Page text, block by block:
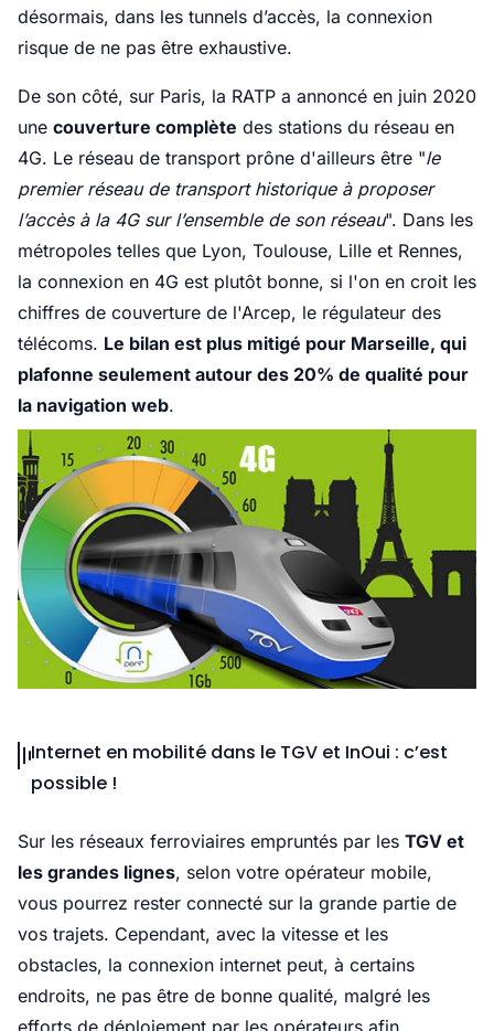
désormais, dans les tunnels d’accès, la connexion
risque de ne pas être exhaustive.
De son côté, sur Paris, la RATP a annoncé en juin 2020
une couverture complète des stations du réseau en
4G. Le réseau de transport prône d'ailleurs être "le
premier réseau de transport historique à proposer
l’accès à la 4G sur l’ensemble de son réseau". Dans les
métropoles telles que Lyon, Toulouse, Lille et Rennes,
la connexion en 4G est plutôt bonne, si l'on en croit les
chiffres de couverture de l'Arcep, le régulateur des
télécoms. Le bilan est plus mitigé pour Marseille, qui
plafonne seulement autour des 20% de qualité pour
la navigation web.
Internet en mobilité dans le TGV et InOui : c’est
possible !
Sur les réseaux ferroviaires empruntés par les TGV et
les grandes lignes, selon votre opérateur mobile,
vous pourrez rester connecté sur la grande partie de
vos trajets. Cependant, avec la vitesse et les
obstacles, la connexion internet peut, à certains
endroits, ne pas être de bonne qualité, malgré les
efforts de déploiement par les opérateurs afin